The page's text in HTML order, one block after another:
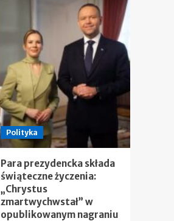
Polityka
Para prezydencka składa
świąteczne życzenia:
„Chrystus
zmartwychwstał” w
opublikowanym nagraniu